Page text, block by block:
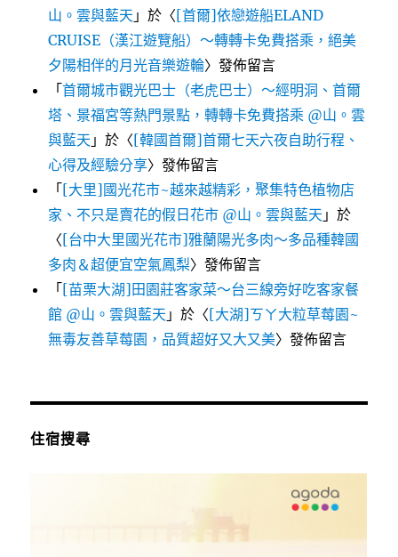
山。雲與藍天 」於〈[首爾]依戀遊船ELAND
CRUISE（漢江遊覽船）～轉轉卡免費搭乘，絕美
夕陽相伴的月光音樂遊輪〉發佈留言
「首爾城市觀光巴士（老虎巴士）～經明洞、首爾
塔、景福宮等熱門景點，轉轉卡免費搭乘 @山。雲
與藍天 」於〈[韓國首爾]首爾七天六夜自助行程、
心得及經驗分享〉發佈留言
「[大里]國光花市~越來越精彩，聚集特色植物店
家、不只是賣花的假日花市 @山。雲與藍天 」於
〈[台中大里國光花市]雅蘭陽光多肉～多品種韓國
多肉＆超便宜空氣鳳梨〉發佈留言
「[苗栗大湖]田園莊客家菜～台三線旁好吃客家餐
館 @山。雲與藍天 」於〈[大湖]ㄎㄚ大粒草莓園~
無毒友善草莓園，品質超好又大又美〉發佈留言
住宿搜尋